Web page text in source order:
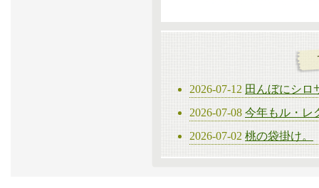
2026-07-12 田んぼにシロ
2026-07-08 今年もル・レ
2026-07-02 桃の袋掛け。